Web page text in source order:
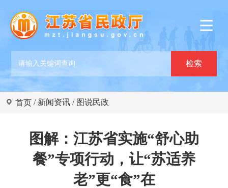
首页 / 新闻资讯 / 图说民政
图解：江苏省实施“舒心助
餐”专项行动，让“苏适养
老”更“食”在